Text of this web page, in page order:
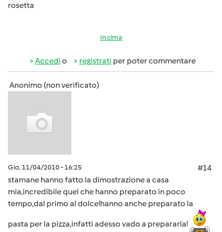
rosetta
In cima
Accedi o registrati per poter commentare
Anonimo (non verificato)
Gio, 11/04/2010 - 16:25
#14
stamane hanno fatto la dimostrazione a casa
mia,incredibile quel che hanno preparato in poco
tempo,dal primo al dolce!hanno anche preparato la
pasta per la pizza,infatti adesso vado a prepararla!